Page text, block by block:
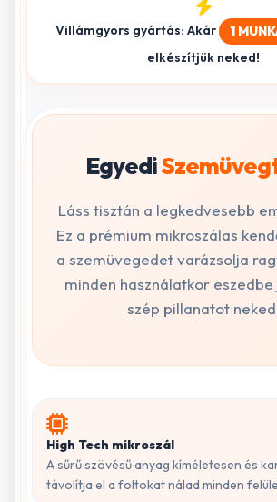
Villámgyors gyártás: Akár 1
elkészítjük neked!
Egyedi
Láss tisztán a legkedvesebb
Ez a prémium mikroszálas
a szemüvegedet varázsolja
minden használatkor
szép pillanatot
High Tech mikroszál
A sűrű szövésű anyag kíméletesen és
távolítja el a foltokat nálad minden